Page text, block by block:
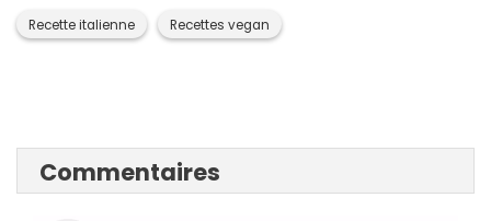
Recette italienne Recettes vegan
Commentaires